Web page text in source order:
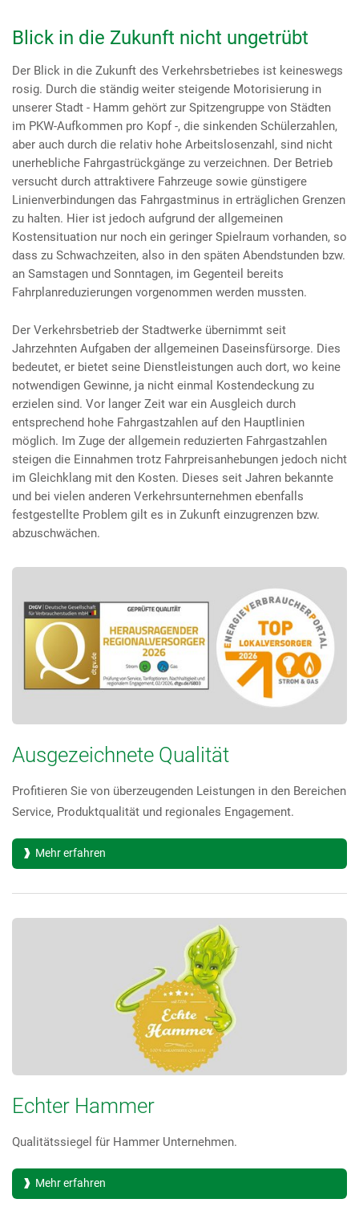
Blick in die Zukunft nicht ungetrübt
Der Blick in die Zukunft des Verkehrsbetriebes ist keineswegs
rosig. Durch die ständig weiter steigende Motorisierung in
unserer Stadt - Hamm gehört zur Spitzengruppe von Städten
im PKW-Aufkommen pro Kopf -, die sinkenden Schülerzahlen,
aber auch durch die relativ hohe Arbeitslosenzahl, sind nicht
unerhebliche Fahrgastrückgänge zu verzeichnen. Der Betrieb
versucht durch attraktivere Fahrzeuge sowie günstigere
Linienverbindungen das Fahrgastminus in erträglichen Grenzen
zu halten. Hier ist jedoch aufgrund der allgemeinen
Kostensituation nur noch ein geringer Spielraum vorhanden, so
dass zu Schwachzeiten, also in den späten Abendstunden bzw.
an Samstagen und Sonntagen, im Gegenteil bereits
Fahrplanreduzierungen vorgenommen werden mussten.
Der Verkehrsbetrieb der Stadtwerke übernimmt seit
Jahrzehnten Aufgaben der allgemeinen Daseinsfürsorge. Dies
bedeutet, er bietet seine Dienstleistungen auch dort, wo keine
notwendigen Gewinne, ja nicht einmal Kostendeckung zu
erzielen sind. Vor langer Zeit war ein Ausgleich durch
entsprechend hohe Fahrgastzahlen auf den Hauptlinien
möglich. Im Zuge der allgemein reduzierten Fahrgastzahlen
steigen die Einnahmen trotz Fahrpreisanhebungen jedoch nicht
im Gleichklang mit den Kosten. Dieses seit Jahren bekannte
und bei vielen anderen Verkehrsunternehmen ebenfalls
festgestellte Problem gilt es in Zukunft einzugrenzen bzw.
abzuschwächen.
Ausgezeichnete Qualität
Profitieren Sie von überzeugenden Leistungen in den Bereichen
Service, Produktqualität und regionales Engagement.
Mehr erfahren
Echter Hammer
Qualitätssiegel für Hammer Unternehmen.
Mehr erfahren